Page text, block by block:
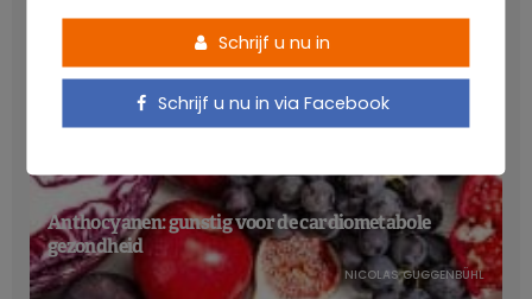
Anthocyanen: gunstig voor de cardiometabole
gezondheid
NICOLAS GUGGENBÜHL
Schrijf u nu in
Schrijf u nu in via Facebook